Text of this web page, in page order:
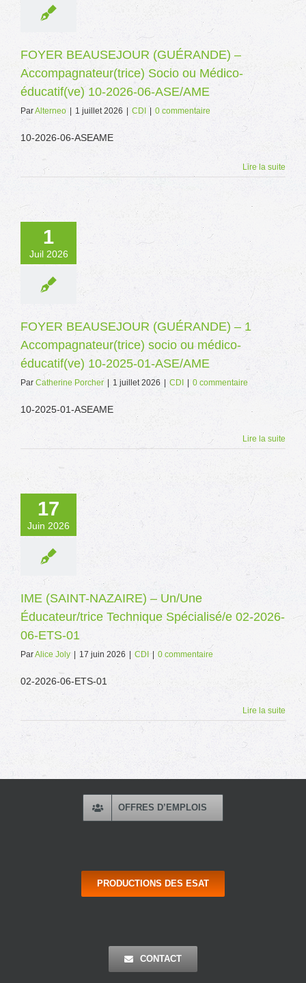
FOYER BEAUSEJOUR (GUÉRANDE) –
Accompagnateur(trice) Socio ou Médico-
éducatif(ve) 10-2026-06-ASE/AME
ParAlterneo 1 juillet 2026 CDI 0 commentaire
10-2026-06-ASEAME
Lire la suite
1
Juil 2026
FOYER BEAUSEJOUR (GUÉRANDE) – 1
Accompagnateur(trice) socio ou médico-
éducatif(ve) 10-2025-01-ASE/AME
Par Catherine Porcher 1 juillet 2026 CDI 0 commentaire
10-2025-01-ASEAME
Lire la suite
17
Juin 2026
IME (SAINT-NAZAIRE) – Un/Une
Éducateur/trice Technique Spécialisé/e 02-2026-
06-ETS-01
ParAlice Joly 17 juin 2026 CDI 0 commentaire
02-2026-06-ETS-01
Lire la suite
OFFRES D’EMPLOIS
PRODUCTIONS DES ESAT
CONTACT